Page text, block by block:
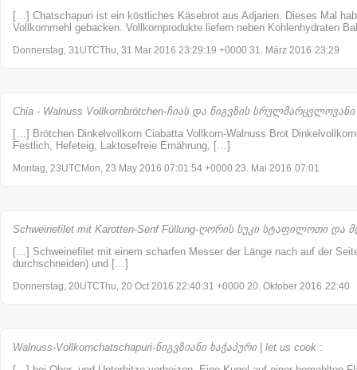
[…] Chatschapuri ist ein köstliches Käsebrot aus Adjarien. Dieses Mal
Vollkornmehl gebacken. Vollkornprodukte liefern neben Kohlenhydraten
Donnerstag, 31UTCThu, 31 Mar 2016 23:29:19 +0000 31. März 2016 23:29
Chia - Walnuss Vollkornbrötchen-ჩიას და ნიგვზის
[…] Brötchen Dinkelvollkorn Ciabatta Vollkorn-Walnuss Brot
Festlich, Hefeteig, Laktosefreie Ernährung, […]
Montag, 23UTCMon, 23 May 2016 07:01:54 +0000 23. Mai 2016 07:01
Schweinefilet mit Karotten-Senf Füllung-ღორის სუკი სტაფილოთი და
[…] Schweinefilet mit einem scharfen Messer der Länge nach auf der
durchschneiden) und […]
Donnerstag, 20UTCThu, 20 Oct 2016 22:40:31 +0000 20. Oktober 2016 22:40
Walnuss-Vollkornchatschapuri-ნიგვზიანი ხაჭაპური | let us cook :